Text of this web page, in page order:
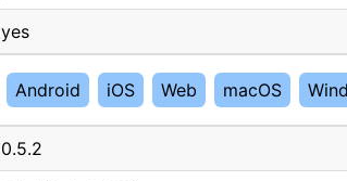
yes
Android iOS Web macOS
0.5.2